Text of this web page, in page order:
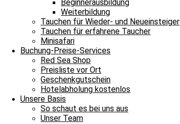
Beginnerausbildung
Weiterbildung
Tauchen für Wieder- und Neueinsteiger
Tauchen für erfahrene Taucher
Minisafari
Buchung-Preise-Services
Red Sea Shop
Preisliste vor Ort
Geschenkgutschein
Hotelabholung kostenlos
Unsere Basis
So schaut es bei uns aus
Unser Team
Hamed